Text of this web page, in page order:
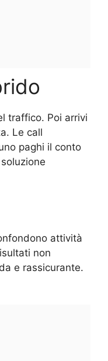
traffico. Poi arrivi
Le call
paghi il conto
attività
non
e rassicurante.